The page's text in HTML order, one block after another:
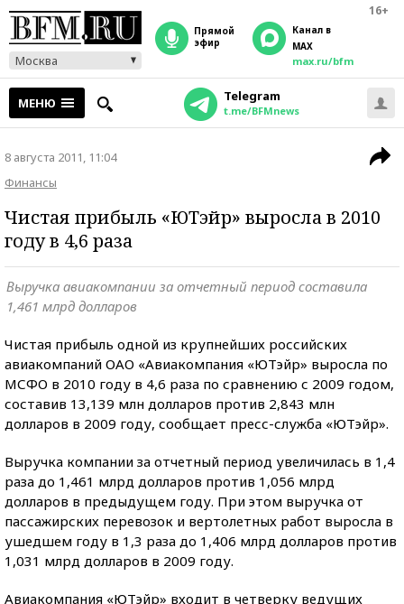
16+
Москва
прямой
эфир
Канал в
MAX
max.ru/bfm
МЕНЮ Telegram
t.me/BFMnews
8 августа 2011, 11:04
Финансы
Чистая прибыль «ЮТэйр» выросла в 2010
году в 4,6 раза
Выручка авиакомпании за отчетный период составила
1,461 млрд долларов
Чистая прибыль одной из крупнейших российских
авиакомпаний ОАО «Авиакомпания «ЮТэйр» выросла по
МСФО в 2010 году в 4,6 раза по сравнению с 2009 годом,
составив 13,139 млн долларов против 2,843 млн
долларов в 2009 году, сообщает пресс-служба «ЮТэйр».
Выручка компании за отчетный период увеличилась в 1,4
раза до 1,461 млрд долларов против 1,056 млрд
долларов в предыдущем году. При этом выручка от
пассажирских перевозок и вертолетных работ выросла в
ушедшем году в 1,3 раза до 1,406 млрд долларов против
1,031 млрд долларов в 2009 году.
Авиакомпания «ЮТэйр» входит в четверку ведущих